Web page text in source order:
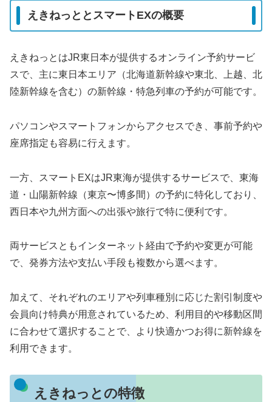
えきねっととスマートEXの概要
えきねっとはJR東日本が提供するオンライン予約サービ
スで、主に東日本エリア（北海道新幹線や東北、上越、北
陸新幹線を含む）の新幹線・特急列車の予約が可能です。
パソコンやスマートフォンからアクセスでき、事前予約や
座席指定も容易に行えます。
一方、スマートEXはJR東海が提供するサービスで、東海
道・山陽新幹線（東京〜博多間）の予約に特化しており、
西日本や九州方面への出張や旅行で特に便利です。
両サービスともインターネット経由で予約や変更が可能
で、発券方法や支払い手段も複数から選べます。
加えて、それぞれのエリアや列車種別に応じた割引制度や
会員向け特典が用意されているため、利用目的や移動区間
に合わせて選択することで、より快適かつお得に新幹線を
利用できます。
えきねっとの特徴